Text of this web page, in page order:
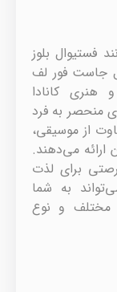
فستیوال بلوز
جاست فور لف
هنری کانادا
منحصر به فرد
از موسیقی،
می‌دهند.
برای لذت
به شما
مختلف و نوع